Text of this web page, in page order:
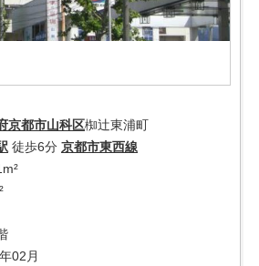
京都市山科区椥辻東浦町
徒歩6分 京都市東西線
02月